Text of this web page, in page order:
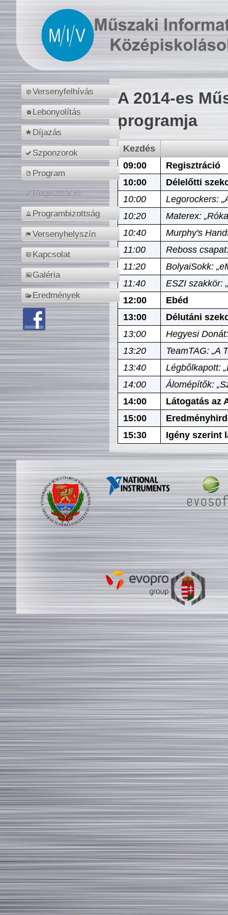
Versenyfelhívás
Lebonyolítás
Díjazás
Szponzorok
Program
Regisztráció
Programbizottság
Versenyhelyszín
Kapcsolat
Galéria
Eredmények
A 2014-es
programja
Kezdés
09:00
Regisztráció
10:00
Délelőtti
10:00
Legorockers:
10:20
Materex:
10:40
Murphy's
11:00
Reboss
11:20
BolyaiSokk:
11:40
ESZI szakkör:
12:00
Ebéd
13:00
Délutáni
13:00
Hegyesi
13:20
TeamTAG: „A
13:40
Légbőlkapott:
14:00
Álomépítők:
14:00
Látogatás az
15:00
15:30
Igény szerint